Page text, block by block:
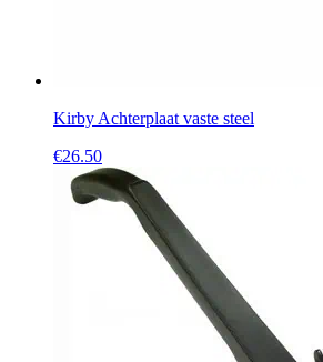
Kirby Achterplaat vaste steel
€26.50